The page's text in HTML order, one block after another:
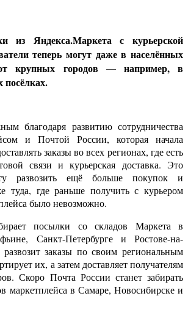
из Яндекса.Маркета с курьерской
теперь могут даже в населённых
крупных городов — например, в
посёлках.
благодаря развитию сотрудничества
и Почтой России, которая начала
заказы во всех регионах, где есть
связи и курьерская доставка. Это
развозить ещё больше покупок и
туда, где раньше получить с курьером
было невозможно.
посылки со складов Маркета в
Санкт-Петербурге и Ростове-на-
заказы по своим региональным
их, а затем доставляет получателям
Скоро Почта России станет забирать
маркетплейса в Самаре, Новосибирске и